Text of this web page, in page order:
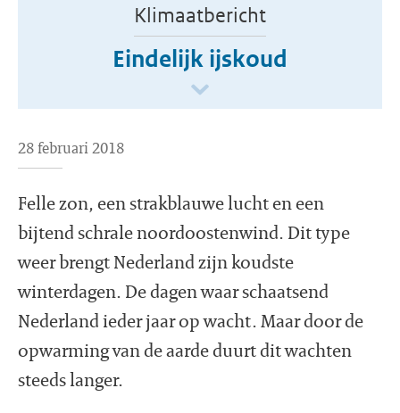
Klimaatbericht
Eindelijk ijskoud
28 februari 2018
Felle zon, een strakblauwe lucht en een
bijtend schrale noordoostenwind. Dit type
weer brengt Nederland zijn koudste
winterdagen. De dagen waar schaatsend
Nederland ieder jaar op wacht. Maar door de
opwarming van de aarde duurt dit wachten
steeds langer.